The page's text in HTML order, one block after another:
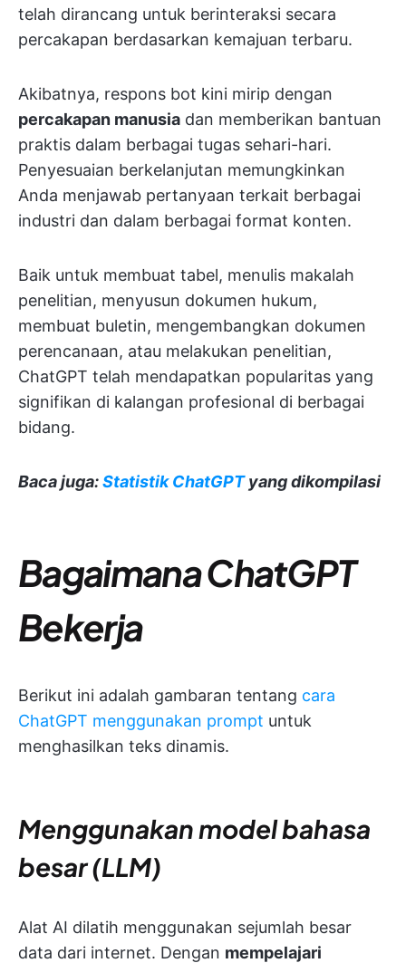
telah dirancang untuk berinteraksi secara
percakapan berdasarkan kemajuan terbaru.
Akibatnya, respons bot kini mirip dengan
percakapan manusia dan memberikan bantuan
praktis dalam berbagai tugas sehari-hari.
Penyesuaian berkelanjutan memungkinkan
Anda menjawab pertanyaan terkait berbagai
industri dan dalam berbagai format konten.
Baik untuk membuat tabel, menulis makalah
penelitian, menyusun dokumen hukum,
membuat buletin, mengembangkan dokumen
perencanaan, atau melakukan penelitian,
ChatGPT telah mendapatkan popularitas yang
signifikan di kalangan profesional di berbagai
bidang.
Baca juga:Statistik ChatGPTyang dikompilasi
Bagaimana ChatGPT
Bekerja
Berikut ini adalah gambaran tentang cara
ChatGPT menggunakan prompt untuk
menghasilkan teks dinamis.
Menggunakan model bahasa
besar (LLM)
Alat AI dilatih menggunakan sejumlah besar
data dari internet. Dengan mempelajari